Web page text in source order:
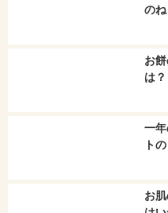
の
お
は？
一
ト
お